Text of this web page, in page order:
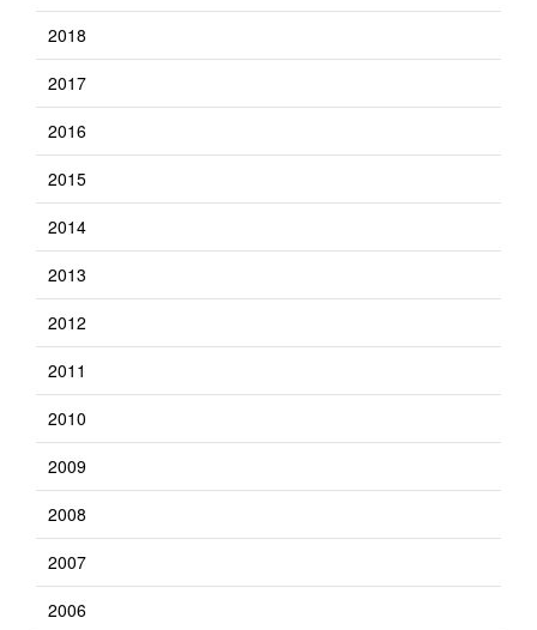
2018
2017
2016
2015
2014
2013
2012
2011
2010
2009
2008
2007
2006